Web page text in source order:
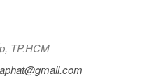
TP.HCM